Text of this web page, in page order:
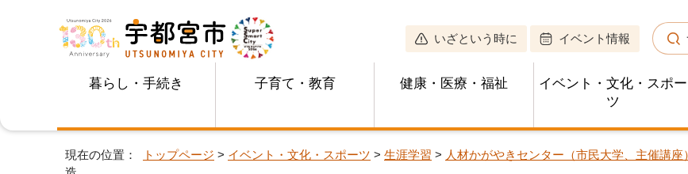
いざという時に イベント情報
暮らし・手続き 子育て・教育 健康・医療・福祉
イベント・文化・スポー
ツ
現在の位置： トップページ > イベント・文化・スポーツ > 生涯学習 > 人材かがやきセンター（市民大学、主催講座）